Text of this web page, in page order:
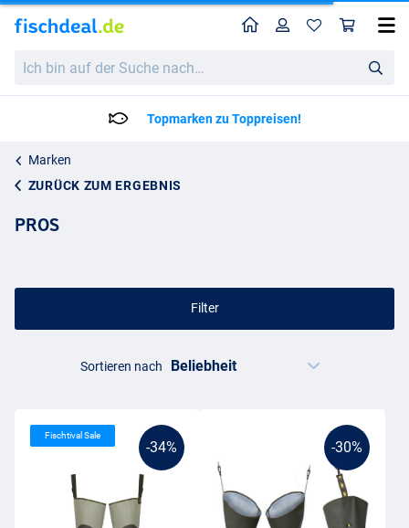
bin
HomeProfil
Topmarken zu Toppreisen!
Marken
ZURÜCK ZUM ERGEBNIS
PROS
Filter
Sortieren nach
-34%
Fischtival Sale
-30%